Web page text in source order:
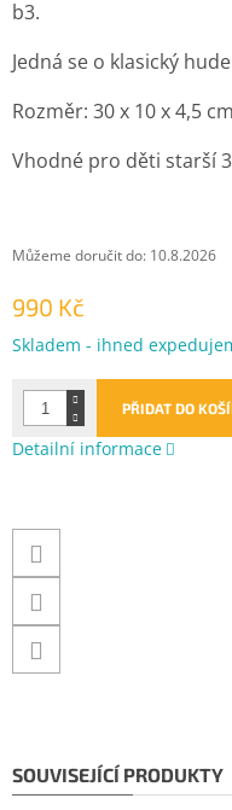
990 Kč
Měrná
Skladem - ihned
Můžeme doručit do: 10.8.2026
PŘIDAT DO
b3.
Jedná se o klasický
Rozměr: 30 x 10 x 4,5
Vhodné pro děti starší
Detailní informace
SOUVISEJÍCÍ PRODUKTY